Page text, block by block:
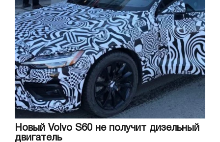
Новый Volvo S60 не получит дизельный
двигатель